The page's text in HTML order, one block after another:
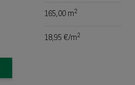
165,00 m2
18,95 €/m2